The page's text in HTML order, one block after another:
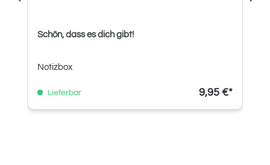
Schön, dass es dich gibt!
Notizbox
Lieferbar 9,95 €*